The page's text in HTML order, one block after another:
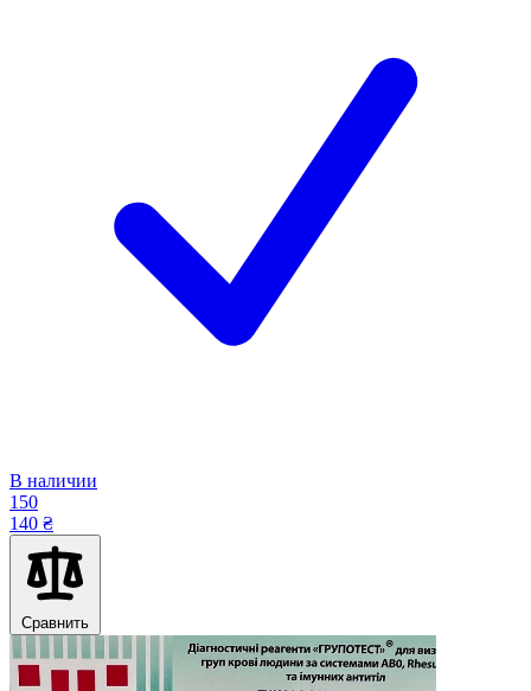
В наличии
150
140 ₴
Сравнить